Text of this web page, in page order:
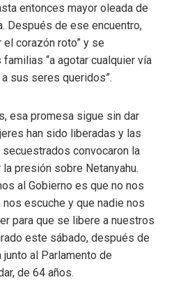
entonces mayor oleada de
Después de ese encuentro,
el corazón roto” y se
“a agotar cualquier vía
sus seres queridos”.
esa promesa sigue sin dar
han sido liberadas y las
convocaron la
presión sobre Netanyahu.
al Gobierno es que no nos
nos escuche y que nadie nos
para que se libere a nuestros
este sábado, después de
junto al Parlamento de
de 64 años.